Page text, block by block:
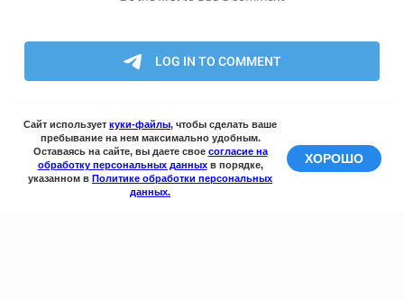
Сайт использует куки-файлы, чтобы сделать ваше
пребывание на нем максимально удобным.
Оставаясь на сайте, вы даете свое согласие на
обработку персональных данныхв порядке,
указанном в Политике обработки персональных
данных.
ХОРОШО